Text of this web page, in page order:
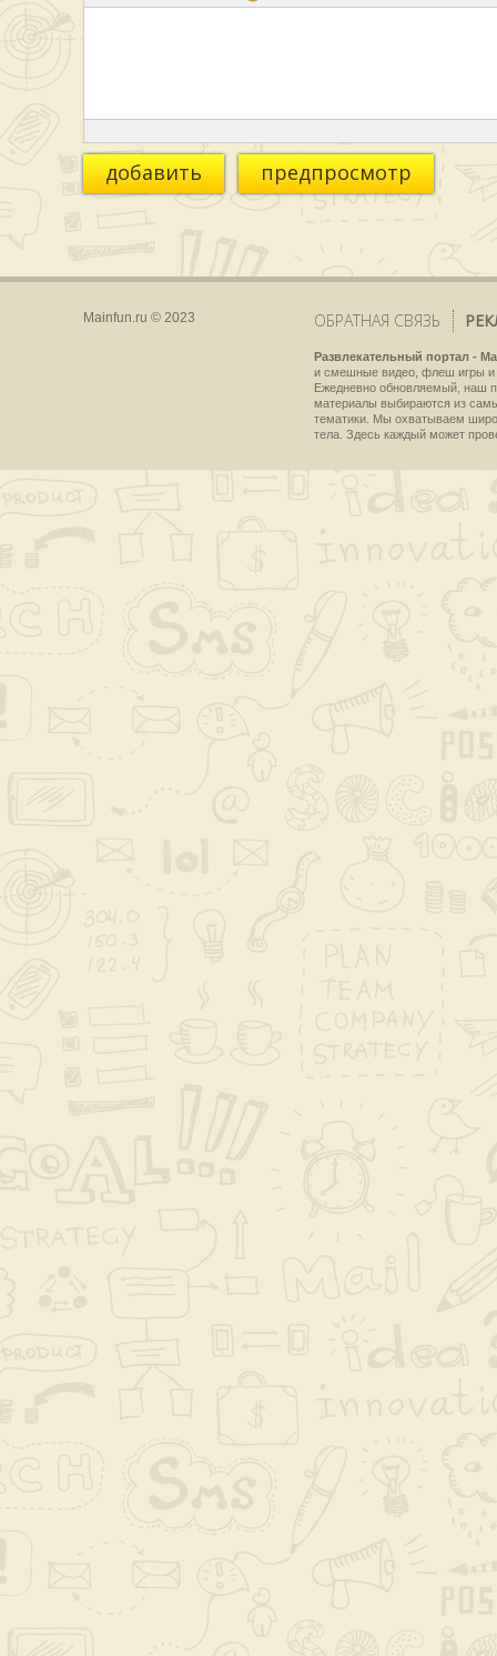
добавить предпросмотр
Mainfun.ru © 2023 ОБРАТНАЯ СВЯЗЬ
Развлекательный портал -
и смешные видео, флеш игры и
Ежедневно обновляемый, наш
материалы выбираются из
тематики. Мы охватываем
тела. Здесь каждый может